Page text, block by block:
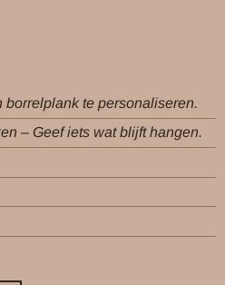
borrelplank te personaliseren.
– Geef iets wat blijft hangen.